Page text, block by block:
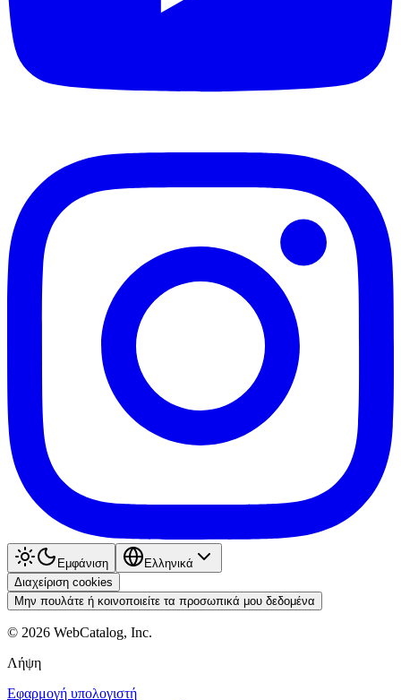
Εμφάνιση
Ελληνικά
Διαχείριση cookies
Μην πουλάτε ή κοινοποιείτε τα προσωπικά μου δεδομένα
© 2026 WebCatalog, Inc.
Λήψη
Εφαρμογή υπολογιστή